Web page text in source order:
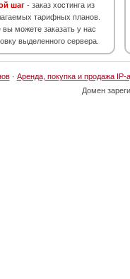
шаг - заказ хостинга из
тарифных планов.
вы можете заказать у нас
выделенного сервера.
· Аренда, покупка и продажа IP-
Домен